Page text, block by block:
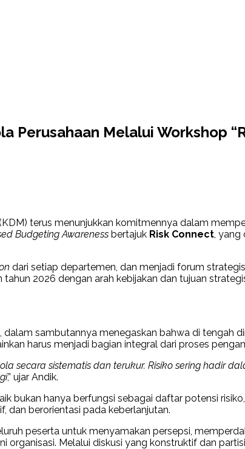
Perusahaan Melalui Workshop
terus menunjukkan komitmennya dalam
Budgeting Awareness bertajuk Risk Connect, yang
dari setiap departemen, dan menjadi forum
tahun 2026 dengan arah kebijakan dan tujuan
, dalam sambutannya menegaskan bahwa di tengah
harus menjadi bagian integral dari proses
secara sistematis dan terukur. Risiko sering hadir
,” ujar Andik.
bukan hanya berfungsi sebagai daftar potensi
dan berorientasi pada keberlanjutan.
peserta untuk menyamakan persepsi,
organisasi. Melalui diskusi yang konstruktif dan